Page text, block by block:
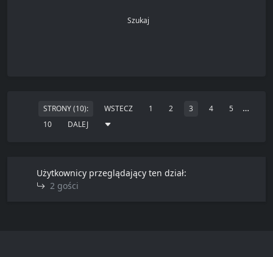
Szukaj
STRONY (10): WSTECZ 1 2 3 4 5 …
10 DALEJ
Użytkownicy przeglądający ten dział:
2 gości